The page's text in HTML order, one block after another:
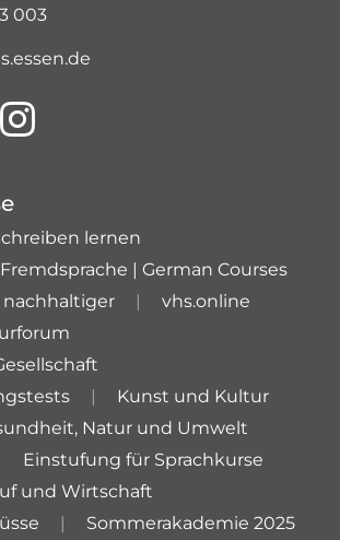
003
lernen
| German Courses
vhs.online
Kunst und Kultur
Natur und Umwelt
Einstufung für Sprachkurse
und Wirtschaft
Sommerakademie 2025